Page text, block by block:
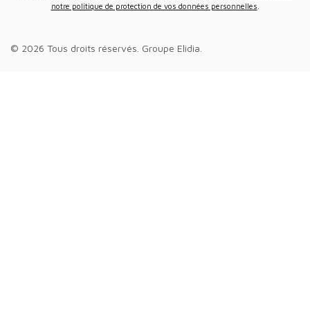
notre politique de protection de vos données personnelles
© 2026 Tous droits réservés. Groupe Elidia